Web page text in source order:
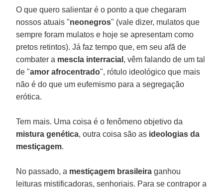
O que quero salientar é o ponto a que chegaram
nossos atuais "neonegros" (vale dizer, mulatos que
sempre foram mulatos e hoje se apresentam como
pretos retintos). Já faz tempo que, em seu afã de
combater a mescla interracial , vêm falando de um tal
de "amor afrocentrado", rótulo ideológico que mais
não é do que um eufemismo para a segregação
erótica.
Tem mais. Uma coisa é o fenômeno objetivo da
mistura genética, outra coisa são as ideologias da
mestiçagem.
No passado, a mestiçagem brasileira ganhou
leituras mistificadoras, senhoriais. Para se contrapor a